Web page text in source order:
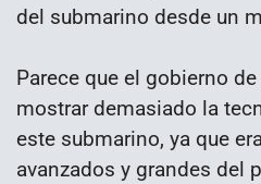
del submarino desde un
Parece que el gobierno
mostrar demasiado la
este submarino, ya que
avanzados y grandes del